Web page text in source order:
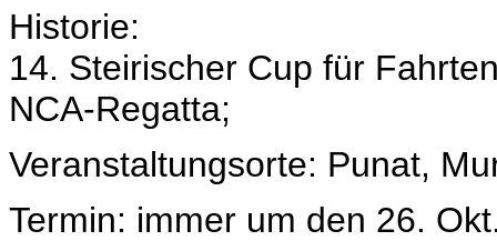
Historie:
14. Steirischer Cup für
NCA-Regatta;
Veranstaltungsorte: Punat,
Termin: immer um den 26.